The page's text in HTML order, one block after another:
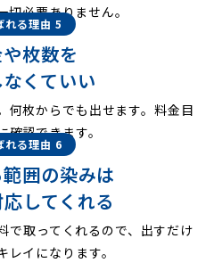
切必要ありません。
れる理由 5
枚数を
くていい
何枚からでも出せます。料金目
確認できます。
れる理由 6
囲の染みは
してくれる
で取ってくれるので、出すだけ
レイになります。